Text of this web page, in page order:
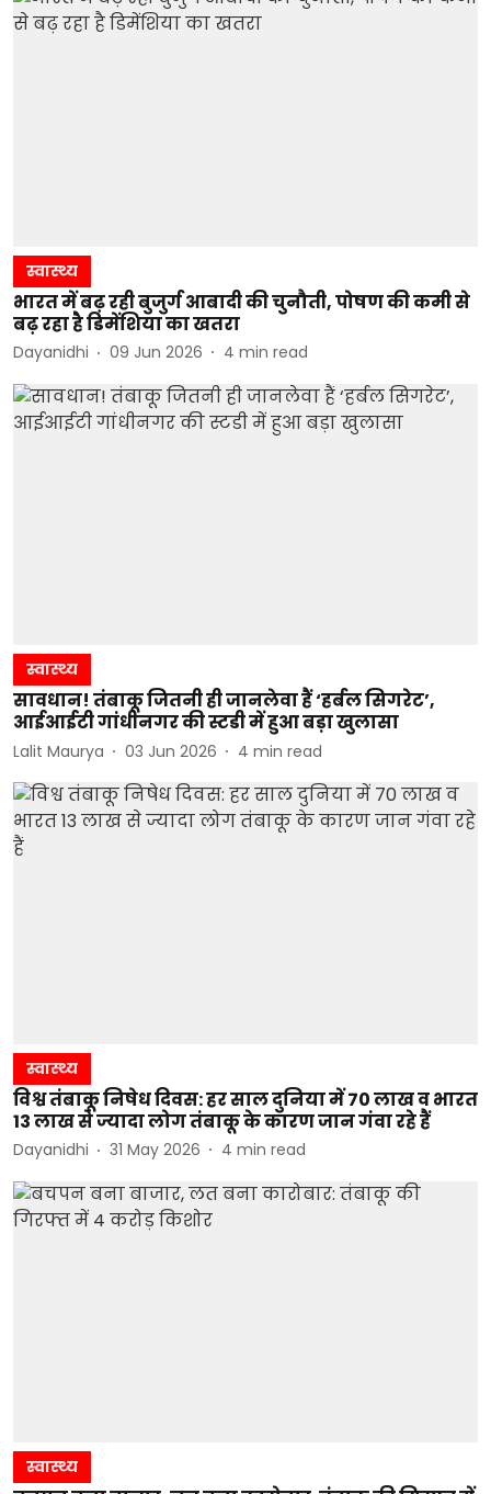
स्वास्थ्य
भारत में बढ़ रही बुजुर्ग आबादी की चुनौती, पोषण की कमी से
बढ़ रहा है डिमेंशिया का खतरा
Dayanidhi 09 Jun 2026 4 min read
स्वास्थ्य
सावधान! तंबाकू जितनी ही जानलेवा हैं ‘हर्बल सिगरेट’,
आईआईटी गांधीनगर की स्टडी में हुआ बड़ा खुलासा
Lalit Maurya 03 Jun 2026 4 min read
स्वास्थ्य
विश्व तंबाकू निषेध दिवस: हर साल दुनिया में 70 लाख व भारत
13 लाख से ज्यादा लोग तंबाकू के कारण जान गंवा रहे हैं
Dayanidhi 31 May 2026 4 min read
स्वास्थ्य